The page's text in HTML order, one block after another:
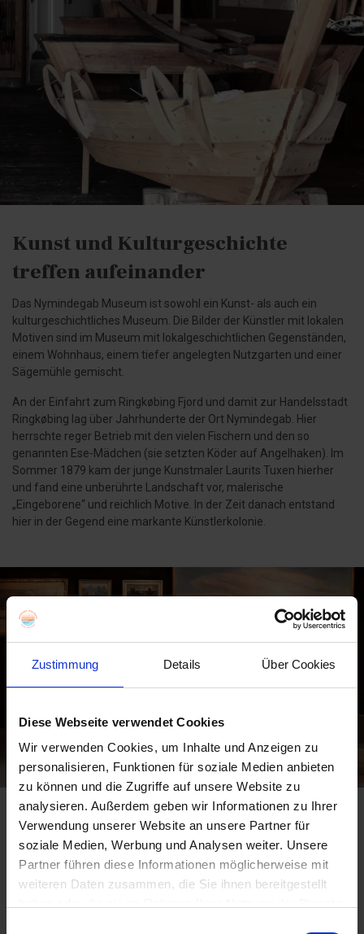
Zustimmung Details Über Cookies
Diese Webseite verwendet Cookies
Wir verwenden Cookies, um Inhalte und Anzeigen zu
personalisieren, Funktionen für soziale Medien anbieten
zu können und die Zugriffe auf unsere Website zu
analysieren. Außerdem geben wir Informationen zu Ihrer
Verwendung unserer Website an unsere Partner für
soziale Medien, Werbung und Analysen weiter. Unsere
Partner führen diese Informationen möglicherweise mit
weiteren Daten zusammen, die Sie ihnen bereitgestellt
Kunst und Kulturgeschichte
treffen aufeinander
Das Nymindegab Museum ist sowohl ein Kunst- als auch ein
kulturgeschichtliches Museum. Die Bilder der Künstler mit lokalen
Motiven sind im Museum mit lokalgeschichtlichen Gegenständen,
einem Wohnhaus, einem tiefer angelegten Nutzgarten und einer
Sägemühle gemischt.
An der Einfahrt zum Ringkøbing Fjord und damit zur Handelsstadt
Ringkøbing lag über Jahrhunderte der Ort Nymindegab. Hier
herrschte reger Betrieb mit den vielen Fischern und den so
genannten Ese-Mädchen (sie setzten Köder auf Angelhaken). Im
Sommer 1879 kam der junge Kunstmaler Laurits Tuxen hierher
und fand eine unberührte Landschaft vor, malerische
„Eingeborene“ und reichlich Motive. In der Zeit danach entstand
hier in der Gegend eine markante Künstlerkolonie.
Neuumbau und Neueröffnung
Im Nymindegab Museum kann man sich an einer umfangreichen
Auswahl der Bilder erfreuen, die die berühmte Künstlerkolonie
hervorbrachte. Außerdem werden Gebrauchsgegenstände
ausgestellt und Geschichten aus Nymindegab erzählt.